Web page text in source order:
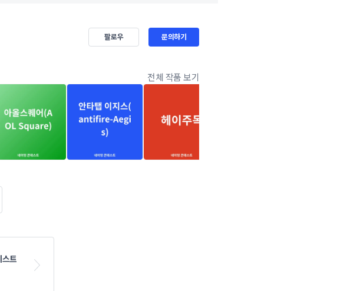
팔로우 문의하기
전체 작품 보기
트